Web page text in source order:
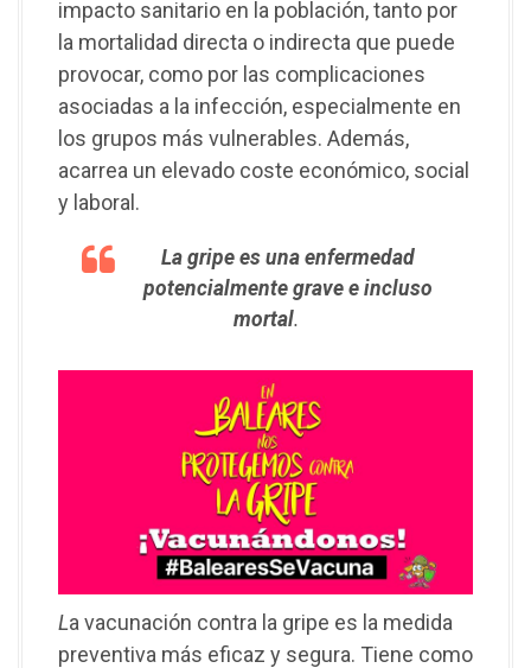
impacto sanitario en la población, tanto por
la mortalidad directa o indirecta que puede
provocar, como por las complicaciones
asociadas a la infección, especialmente en
los grupos más vulnerables. Además,
acarrea un elevado coste económico, social
y laboral.
La gripe es una enfermedad
potencialmente grave e incluso
mortal.
La vacunación contra la gripe es la medida
preventiva más eficaz y segura. Tiene como